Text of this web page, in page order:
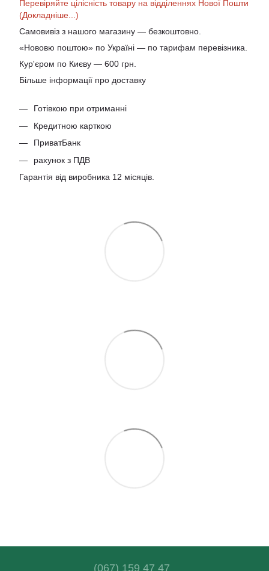
Перевіряйте цілісність товару на відділеннях Нової Пошти
(Докладніше...)
Самовивіз з нашого магазину — безкоштовно.
«Нововю поштою» по Україні — по тарифам перевізника.
Кур'єром по Києву — 600 грн.
Більше інформації про доставку
Готівкою при отриманні
Кредитною карткою
ПриватБанк
рахунок з ПДВ
Гарантія від виробника 12 місяців.
(067) 159 47 47